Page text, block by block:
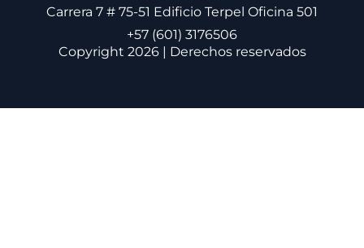
Carrera 7 # 75-51 Edificio Terpel Oficina 501
+57 (601) 3176506
Copyright 2026 | Derechos reservados